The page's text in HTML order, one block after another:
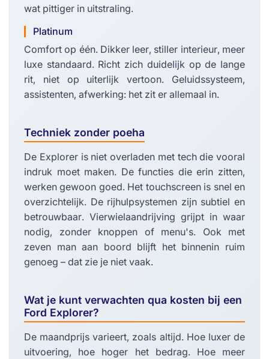
wat pittiger in uitstraling.
Platinum
Comfort op één. Dikker leer, stiller interieur, meer
luxe standaard. Richt zich duidelijk op de lange
rit, niet op uiterlijk vertoon. Geluidssysteem,
assistenten, afwerking: het zit er allemaal in.
Techniek zonder poeha
De Explorer is niet overladen met tech die vooral
indruk moet maken. De functies die erin zitten,
werken gewoon goed. Het touchscreen is snel en
overzichtelijk. De rijhulpsystemen zijn subtiel en
betrouwbaar. Vierwielaandrijving grijpt in waar
nodig, zonder knoppen of menu's. Ook met
zeven man aan boord blijft het binnenin ruim
genoeg – dat zie je niet vaak.
Wat je kunt verwachten qua kosten bij een
Ford Explorer?
De maandprijs varieert, zoals altijd. Hoe luxer de
uitvoering, hoe hoger het bedrag. Hoe meer